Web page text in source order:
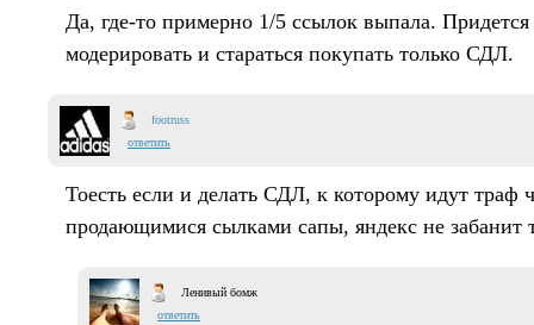
Да, где-то примерно 1/5 ссылок выпала. Придется
модерировать и стараться покупать только СДЛ.
footruss
ответить
Тоесть если и делать СДЛ, к которому идут траф
продающимися сылками сапы, яндекс не забанит
Ленивый бомж
ответить